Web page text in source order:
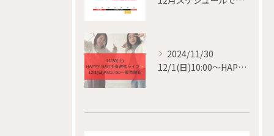
2024/11/30
12/1(日)10:00〜HAPPY BAG 販売開始✨